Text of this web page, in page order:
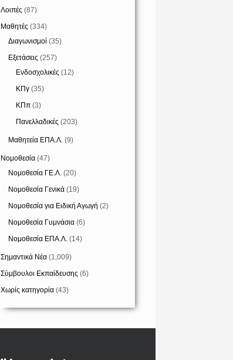
Λοιπές (87)
Μαθητές (334)
Διαγωνισμοί (35)
Εξετάσεις (257)
Ενδοσχολικές (12)
ΚΠγ (35)
ΚΠπ (3)
Πανελλαδικές (203)
Μαθητεία ΕΠΑ.Λ. (9)
Νομοθεσία (47)
Νομοθεσία ΓΕ.Λ. (20)
Νομοθεσία Γενικά (19)
Νομοθεσία για Ειδική Αγωγή (2)
Νομοθεσία Γυμνάσια (6)
Νομοθεσία ΕΠΑ.Λ. (14)
Σημαντικά Νέα (1,009)
Σύμβουλοι Εκπαίδευσης (6)
Χωρίς κατηγορία (43)